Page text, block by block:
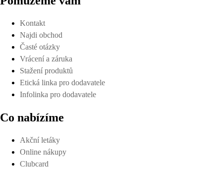
Kontakt
Najdi obchod
Časté otázky
Vrácení a záruka
Stažení produktů
Etická linka pro dodavatele
Infolinka pro dodavatele
Co nabízíme
Akční letáky
Online nákupy
Clubcard